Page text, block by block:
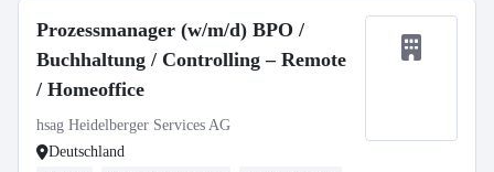
Prozessmanager (w/m/d) BPO /
Buchhaltung / Controlling – Remote
/ Homeoffice
hsag Heidelberger Services AG
Deutschland